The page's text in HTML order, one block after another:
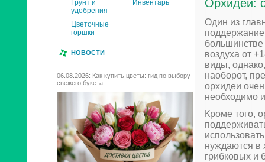
Грунт и
удобрения
Инвентарь
Цветочные
горшки
НОВОСТИ
06.08.2026: Как купить цветы: гид по выбору
свежего букета
Орхидеи:
Один из
воздуха от
виды,
наоборот,
орхидеи
необходимо
Кроме того,
нуждаются в
грибковых и